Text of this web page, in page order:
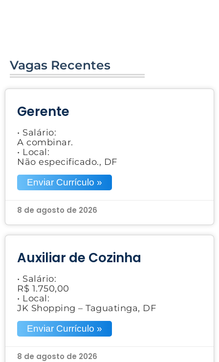
Vagas Recentes
Gerente
• Salário:
A combinar.
• Local:
Não especificado., DF
Enviar Currículo »
8 de agosto de 2026
Auxiliar de Cozinha
• Salário:
R$ 1.750,00
• Local:
JK Shopping – Taguatinga, DF
Enviar Currículo »
8 de agosto de 2026